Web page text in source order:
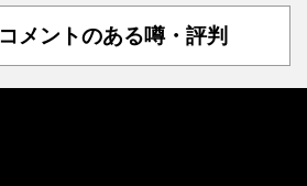
メントのある噂・評判